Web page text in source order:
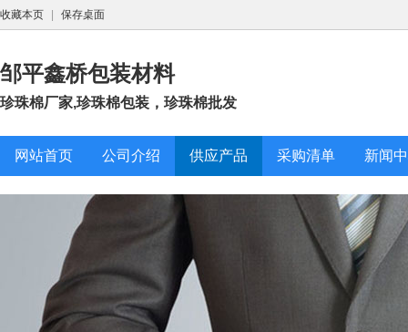
收藏本页 保存桌面
邹平鑫桥包装材料
珍珠棉厂家,珍珠棉包装，珍珠棉批发
网站首页 公司介绍 供应产品 采购清单 新闻